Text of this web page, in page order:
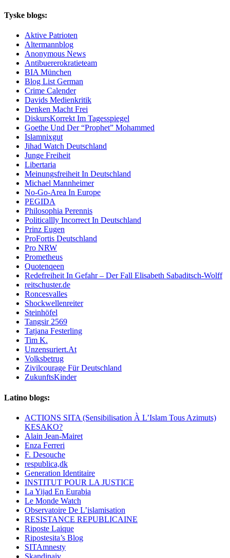
Tyske blogs:
Aktive Patrioten
Altermannblog
Anonymous News
Antibuererokratieteam
BIA München
Blog List German
Crime Calender
Davids Medienkritik
Denken Macht Frei
DiskursKorrekt Im Tagesspiegel
Goethe Und Der “Prophet” Mohammed
Islamnixgut
Jihad Watch Deutschland
Junge Freiheit
Libertaria
Meinungsfreiheit In Deutschland
Michael Mannheimer
No-Go-Area In Europe
PEGIDA
Philosophia Perennis
Politicallly Incorrect In Deutschland
Prinz Eugen
ProFortis Deutschland
Pro NRW
Prometheus
Quotenqeen
Redefreiheit In Gefahr – Der Fall Elisabeth Sabaditsch-Wolff
reitschuster.de
Roncesvalles
Shockwellenreiter
Steinhöfel
Tangsir 2569
Tatjana Festerling
Tim K.
Unzensuriert.At
Volksbetrug
Zivilcourage Für Deutschland
ZukunftsKinder
Latino blogs:
ACTIONS SITA (Sensibilisation À L’Islam Tous Azimuts)
KESAKO?
Alain Jean-Mairet
Enza Ferreri
F. Desouche
respublica,dk
Generation Identitaire
INSTITUT POUR LA JUSTICE
La Yijad En Eurabia
Le Monde Watch
Observatoire De L’islamisation
RESISTANCE REPUBLICAINE
Riposte Laique
Ripostesita’s Blog
SITAmnesty
Skandinaiv